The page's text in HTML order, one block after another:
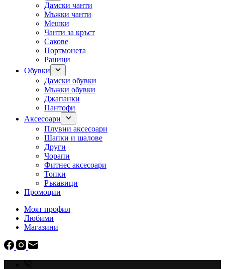
Дамски чанти
Мъжки чанти
Мешки
Чанти за кръст
Сакове
Портмонета
Раници
Обувки
Дамски обувки
Мъжки обувки
Джапанки
Пантофи
Аксесоари
Плувни аксесоари
Шапки и шалове
Други
Чорапи
Фитнес аксесоари
Топки
Ръкавици
Промоции
Моят профил
Любими
Магазини